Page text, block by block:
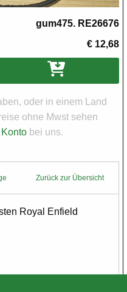
gum475. RE26676
€ 12,68
oder in einem Land
ohne Mwst sehen
Konto bei uns.
Zurück zur Übersicht
Royal Enfield